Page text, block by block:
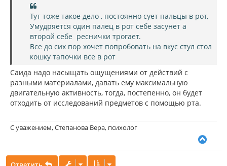
Тут тоже такое дело , постоянно сует пальцы в рот,
Умудряется один палец в рот себе засунет а
второй себе реснички трогает.
Все до сих пор хочет попробовать на вкус стул стол
кошку тапочки все в рот
Саида надо насыщать ощущениями от действий с
разными материалами, давать ему максимальную
двигательную активность, тогда, постепенно, он будет
отходить от исследований предметов с помощью рта.
С уважением, Степанова Вера, психолог